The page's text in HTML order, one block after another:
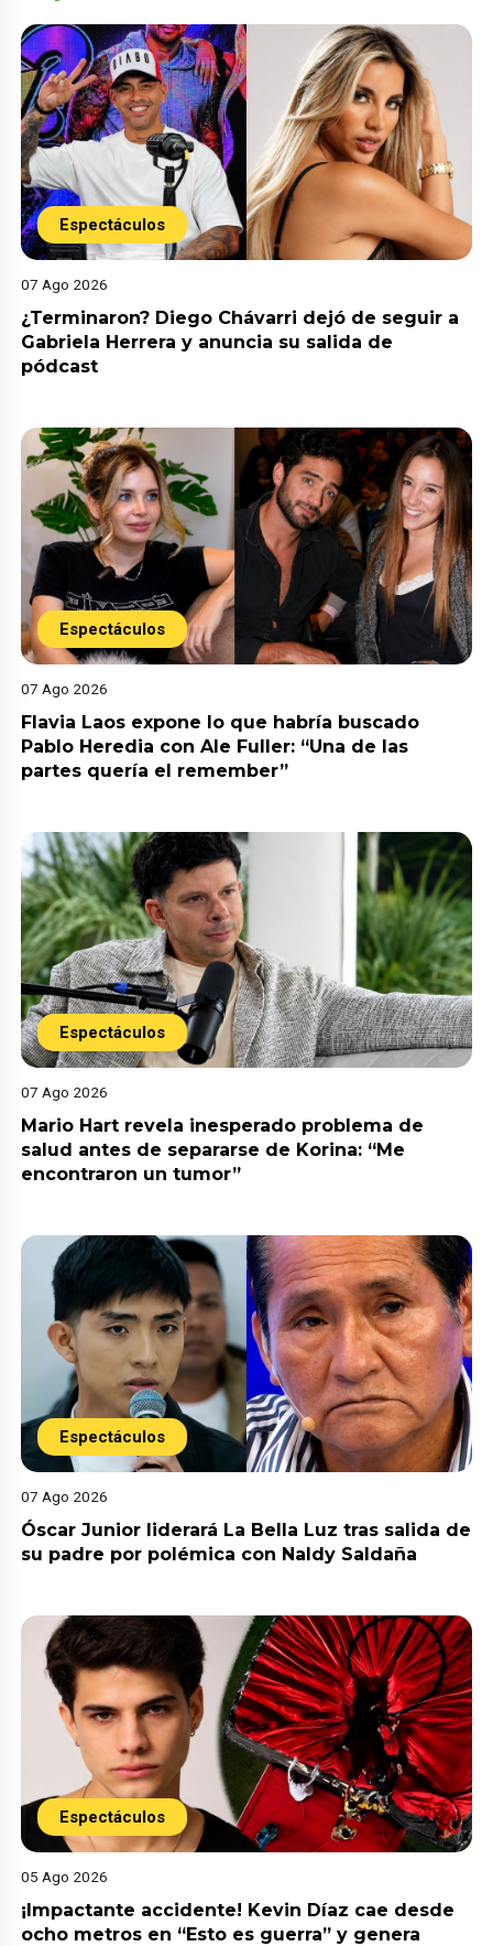
Espectáculos
07 Ago 2026
¿Terminaron? Diego Chávarri dejó de seguir a
Gabriela Herrera y anuncia su salida de
pódcast
Espectáculos
07 Ago 2026
Flavia Laos expone lo que habría buscado
Pablo Heredia con Ale Fuller: “Una de las
partes quería el remember”
Espectáculos
07 Ago 2026
Mario Hart revela inesperado problema de
salud antes de separarse de Korina: “Me
encontraron un tumor”
Espectáculos
07 Ago 2026
Óscar Junior liderará La Bella Luz tras salida de
su padre por polémica con Naldy Saldaña
Espectáculos
05 Ago 2026
¡Impactante accidente! Kevin Díaz cae desde
ocho metros en “Esto es guerra” y genera